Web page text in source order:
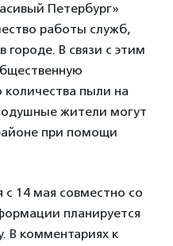
Петербург»
работы служб,
городе. В связи с этим
пыли на
жители могут
при помощи
с 14 мая совместно со
планируется
В комментариях к